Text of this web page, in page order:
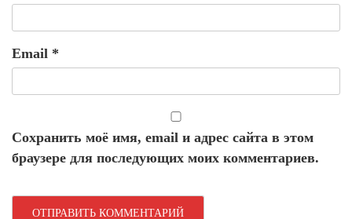
Email *
Сохранить моё имя, email и адрес сайта в этом
браузере для последующих моих комментариев.